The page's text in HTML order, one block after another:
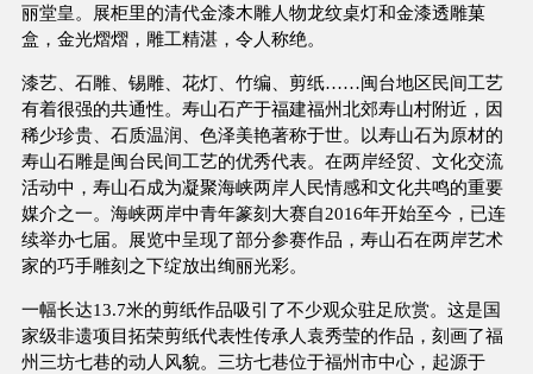
丽堂皇。展柜里的清代金漆木雕人物龙纹桌灯和金漆透雕菓
盒，金光熠熠，雕工精湛，令人称绝。
漆艺、石雕、锡雕、花灯、竹编、剪纸……闽台地区民间工艺
有着很强的共通性。寿山石产于福建福州北郊寿山村附近，因
稀少珍贵、石质温润、色泽美艳著称于世。以寿山石为原材的
寿山石雕是闽台民间工艺的优秀代表。在两岸经贸、文化交流
活动中，寿山石成为凝聚海峡两岸人民情感和文化共鸣的重要
媒介之一。海峡两岸中青年篆刻大赛自2016年开始至今，已连
续举办七届。展览中呈现了部分参赛作品，寿山石在两岸艺术
家的巧手雕刻之下绽放出绚丽光彩。
一幅长达13.7米的剪纸作品吸引了不少观众驻足欣赏。这是国
家级非遗项目拓荣剪纸代表性传承人袁秀莹的作品，刻画了福
州三坊七巷的动人风貌。三坊七巷位于福州市中心，起源于